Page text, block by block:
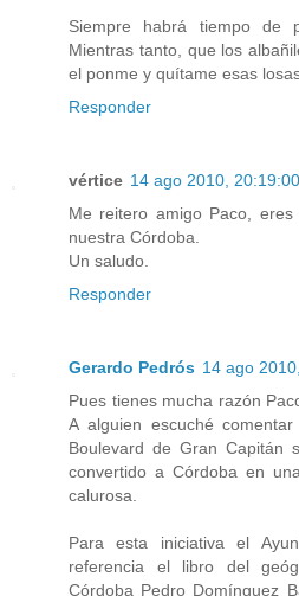
Siempre habrá tiempo de
Mientras tanto, que los
el ponme y quítame esas
Responder
vértice 14 ago 2010, 20:19:00
Me reitero amigo Paco,
nuestra Córdoba.
Un saludo.
Responder
Gerardo Pedrós 14 ago
Pues tienes mucha razón
A alguien escuché
Boulevard de Gran Capitán
convertido a Córdoba en
calurosa.
Para esta iniciativa el
referencia el libro del
Córdoba Pedro Domínguez